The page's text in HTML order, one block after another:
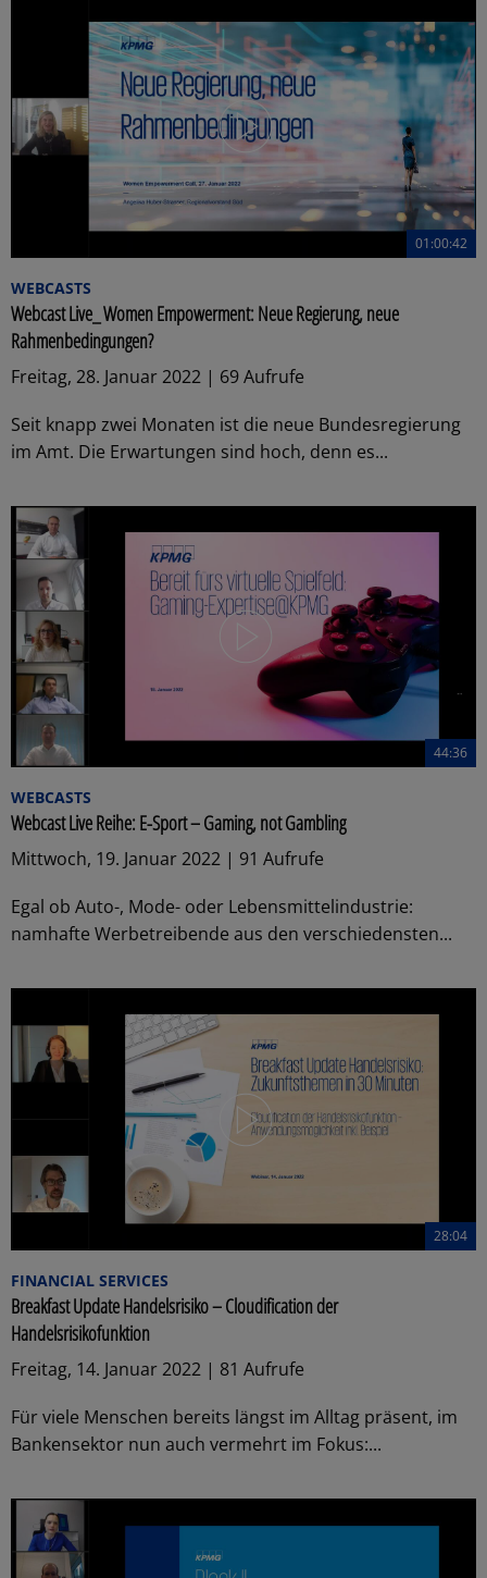
01:00:42
WEBCASTS
Webcast Live_ Women Empowerment: Neue Regierung, neue
Rahmenbedingungen?
Freitag, 28. Januar 2022 | 69 Aufrufe
Seit knapp zwei Monaten ist die neue Bundesregierung
im Amt. Die Erwartungen sind hoch, denn es...
44:36
WEBCASTS
Webcast Live Reihe: E-Sport – Gaming, not Gambling
Mittwoch, 19. Januar 2022 | 91 Aufrufe
Egal ob Auto-, Mode- oder Lebensmittelindustrie:
namhafte Werbetreibende aus den verschiedensten...
28:04
FINANCIAL SERVICES
Breakfast Update Handelsrisiko – Cloudification der
Handelsrisikofunktion
Freitag, 14. Januar 2022 | 81 Aufrufe
Für viele Menschen bereits längst im Alltag präsent, im
Bankensektor nun auch vermehrt im Fokus:...